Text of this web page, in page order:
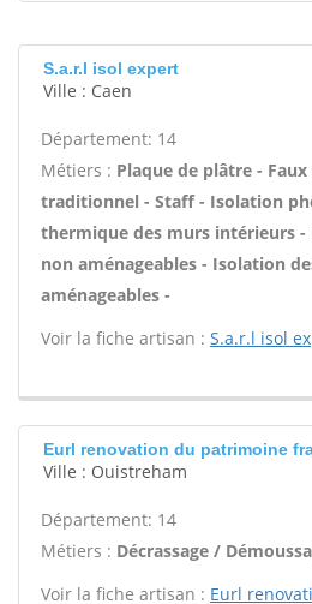
S.a.r.l isol expert
Ville : Caen
Département: 14
Métiers : Plaque de plâtre -
traditionnel - Staff - Isolation
thermique des murs intérieurs -
non aménageables - Isolation
aménageables -
Voir la fiche artisan : S.a.r.l isol
Eurl renovation du patrimoine
Ville : Ouistreham
Département: 14
Métiers : Décrassage /
Voir la fiche artisan : Eurl